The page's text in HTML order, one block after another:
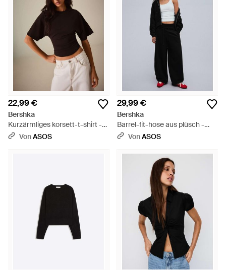
22,99 €
Bershka
Kurzärmliges korsett-t-shirt -
Schwarz
VonASOS
29,99 €
Bershka
Barrel-fit-hose aus plüsch -
Schwarz
VonASOS